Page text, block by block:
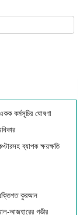
কর্মসূচির ঘোষণা
ব্যাপক ক্ষয়ক্ষতি
ব্যক্তিগত কুরআন
আল-আজহারের গভীর